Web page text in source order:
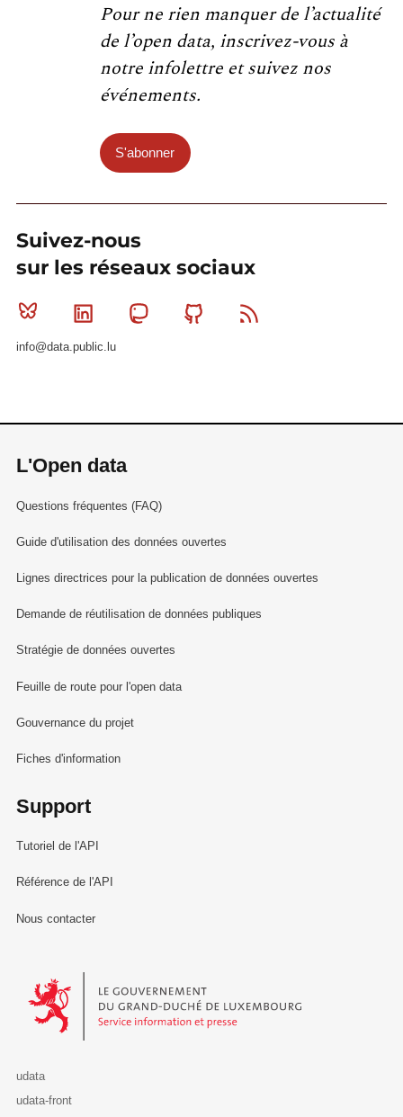
Pour ne rien manquer de l’actualité
de l’open data, inscrivez-vous à
notre infolettre et suivez nos
événements.
S'abonner
Suivez-nous
sur les réseaux sociaux
Bluesky Linkedin MastodonGithub
info@data.public.lu
L'Open data
Questions fréquentes (FAQ)
Guide d'utilisation des données ouvertes
Lignes directrices pour la publication de données ouvertes
Demande de réutilisation de données publiques
Stratégie de données ouvertes
Feuille de route pour l'open data
Gouvernance du projet
Fiches d'information
Support
Tutoriel de l'API
Référence de l'API
Nous contacter
Le Gouvernement du Grand-Duché de Luxembourg - Service
udata
udata-front